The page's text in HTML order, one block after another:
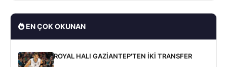
EN ÇOK OKUNAN
ROYAL HALI GAZİANTEP'TEN İKİ TRANSFER